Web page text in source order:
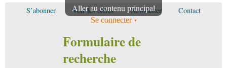
Aller au contenu principal
S’abonner Voir les offres Newsletter Contact
Se connecter
Formulaire de
recherche